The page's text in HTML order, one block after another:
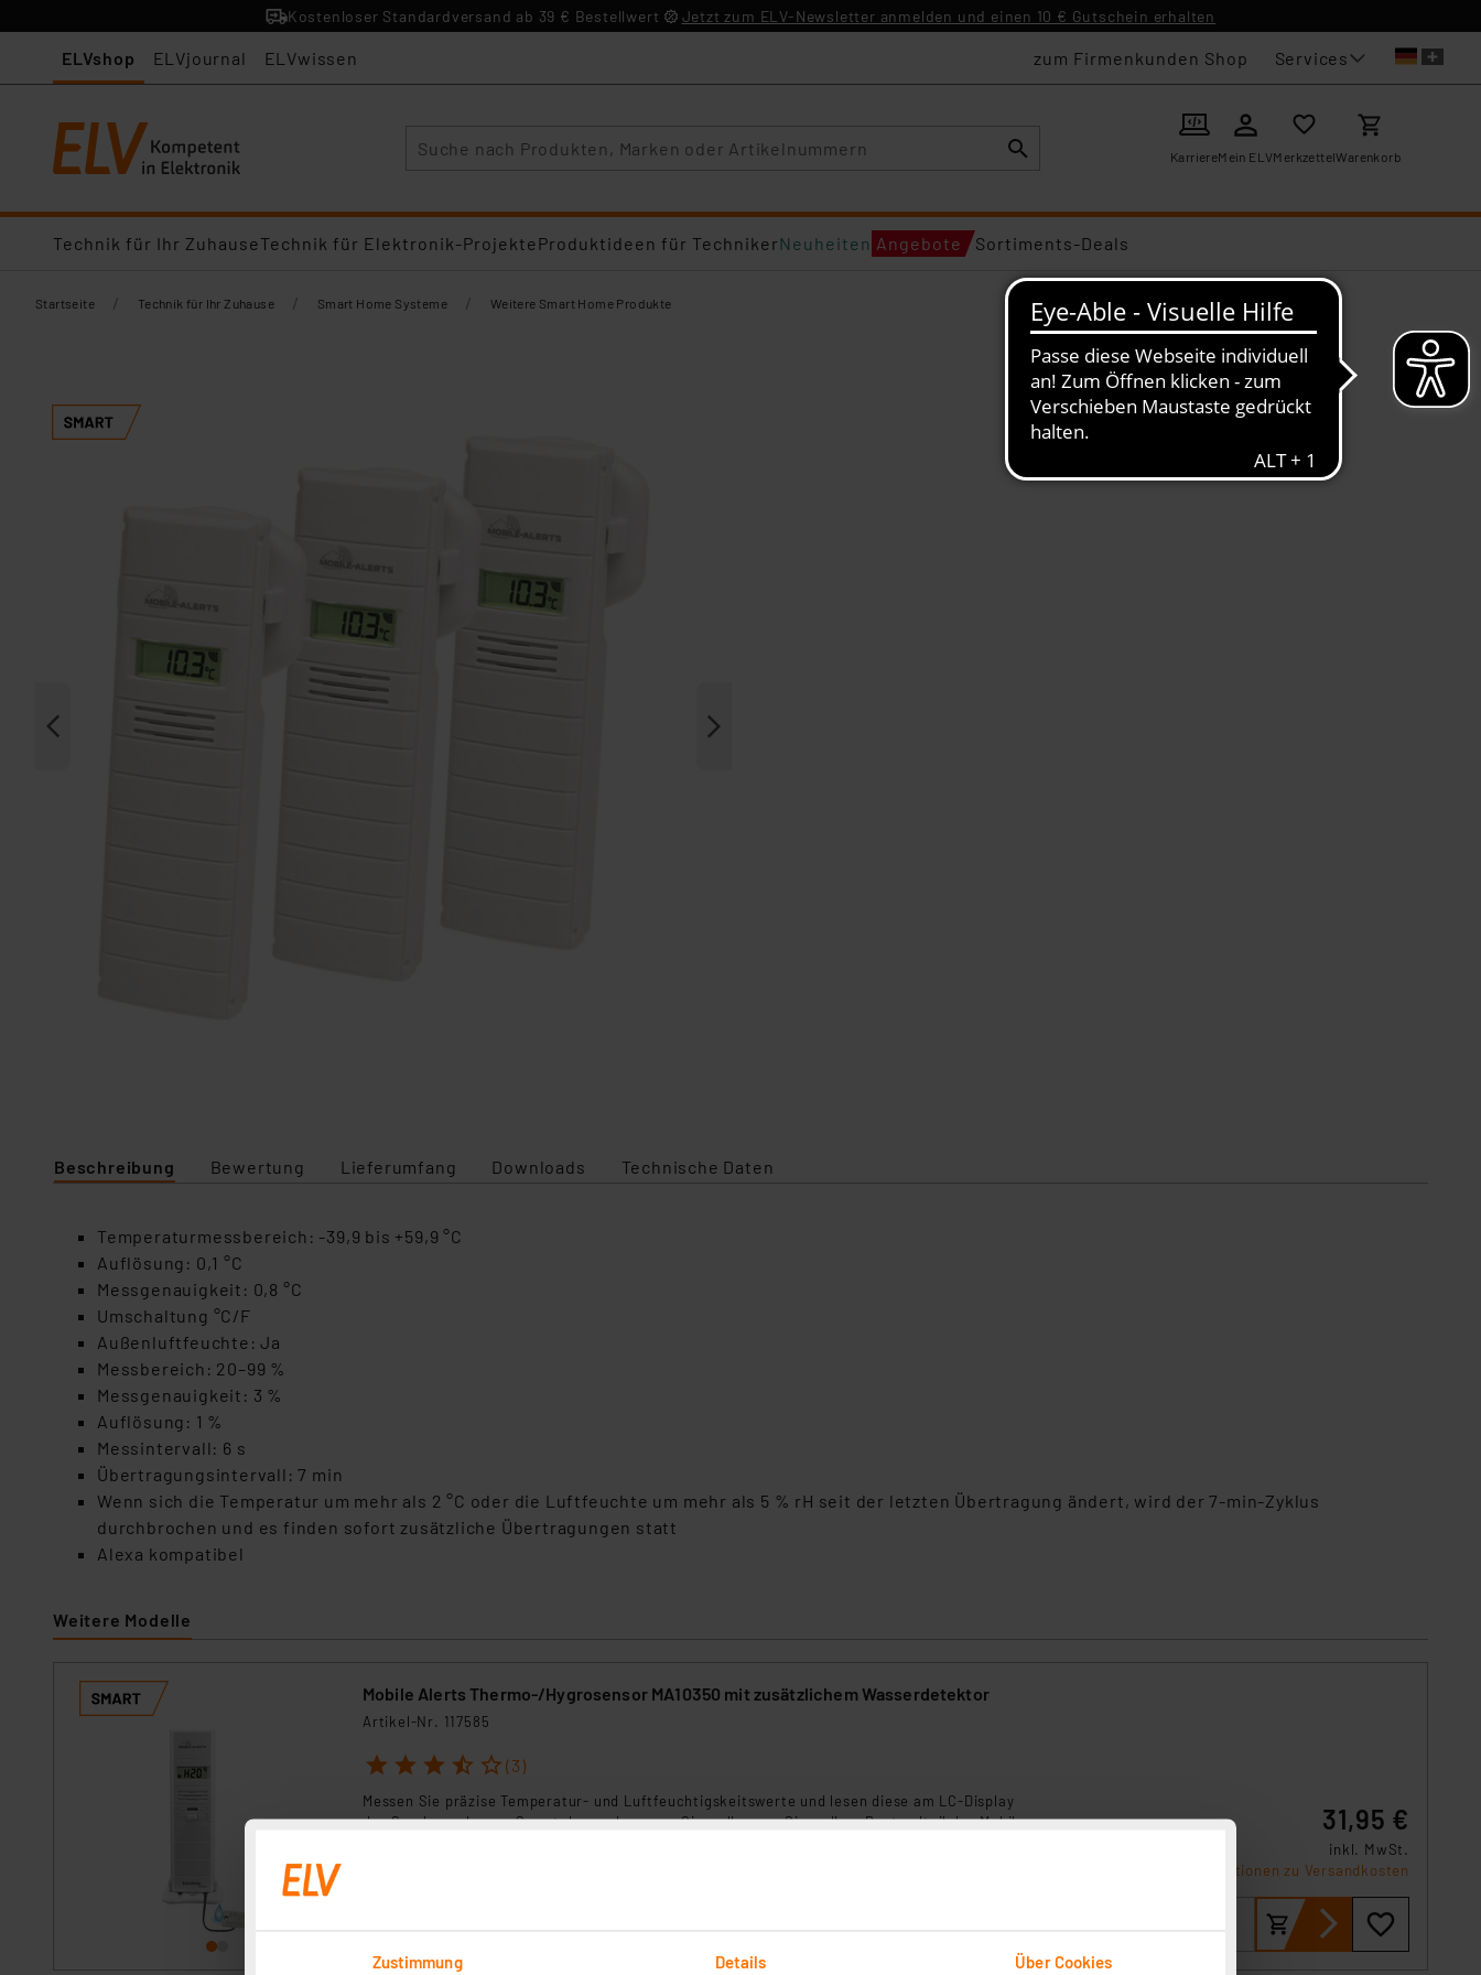
Zustimmung Details Über Cookies
Kostenloser Standardversand ab 39 € Bestellwert Jetzt zum ELV-Newsletter anmelden und einen 10 € Gutschein erhalten
ELVshop ELVjournal ELVwissen zum Firmenkunden Shop Services
KarriereMein ELVMerkzettelWarenkorb
Technik für Ihr ZuhauseTechnik für Elektronik-ProjekteProduktideen für TechnikerNeuheiten Angebote Sortiments-Deals
Startseite / Technik für Ihr Zuhause / Smart Home Systeme / Weitere Smart Home Produkte
Beschreibung Bewertung Lieferumfang Downloads Technische Daten
Temperaturmessbereich: -39,9 bis +59,9 °C
Auflösung: 0,1 °C
Messgenauigkeit: 0,8 °C
Umschaltung °C/F
Außenluftfeuchte: Ja
Messbereich: 20–99 %
Messgenauigkeit: 3 %
Auflösung: 1 %
Messintervall: 6 s
Übertragungsintervall: 7 min
Wenn sich die Temperatur um mehr als 2 °C oder die Luftfeuchte um mehr als 5 % rH seit der letzten Übertragung ändert, wird der 7-min-Zyklus
durchbrochen und es finden sofort zusätzliche Übertragungen statt
Alexa kompatibel
Weitere Modelle
Mobile Alerts Thermo-/Hygrosensor MA10350 mit zusätzlichem Wasserdetektor
Artikel-Nr. 117585
1 2 3 4 5 (3)
Messen Sie präzise Temperatur- und Luftfeuchtigskeitswerte und lesen diese am LC-Display
des Senders oder am Smartphone ab – wann Sie wollen, wo Sie wollen. Bestandteil des Mobile-
31,95 €
inkl. MwSt.
Informationen zu Versandkosten